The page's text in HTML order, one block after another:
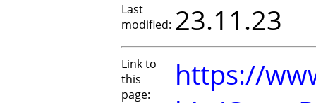
Last
modified: 23.11.23
Link to
this
page:
https://